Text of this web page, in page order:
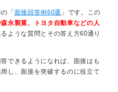
「 面接回答例60選 」です。この
永製菓、トヨタ自動車などの人
ような質問とその答え方60通り
できるようになれば、面接はも
し、面接を突破するのに役立て